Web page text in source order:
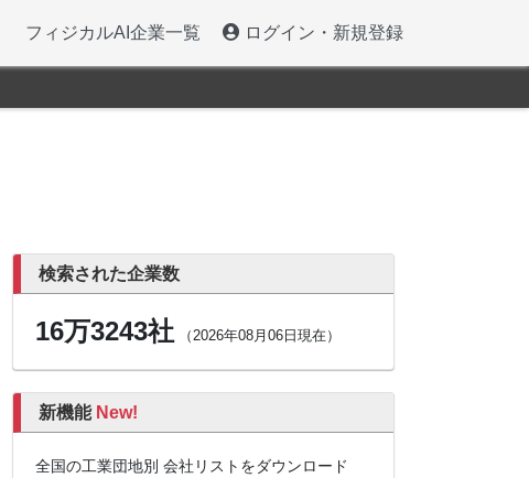
フィジカルAI企業一覧 ログイン・新規登録
検索された企業数
16万3243社 （2026年08月06日現在）
新機能 New!
全国の工業団地別 会社リストをダウンロード